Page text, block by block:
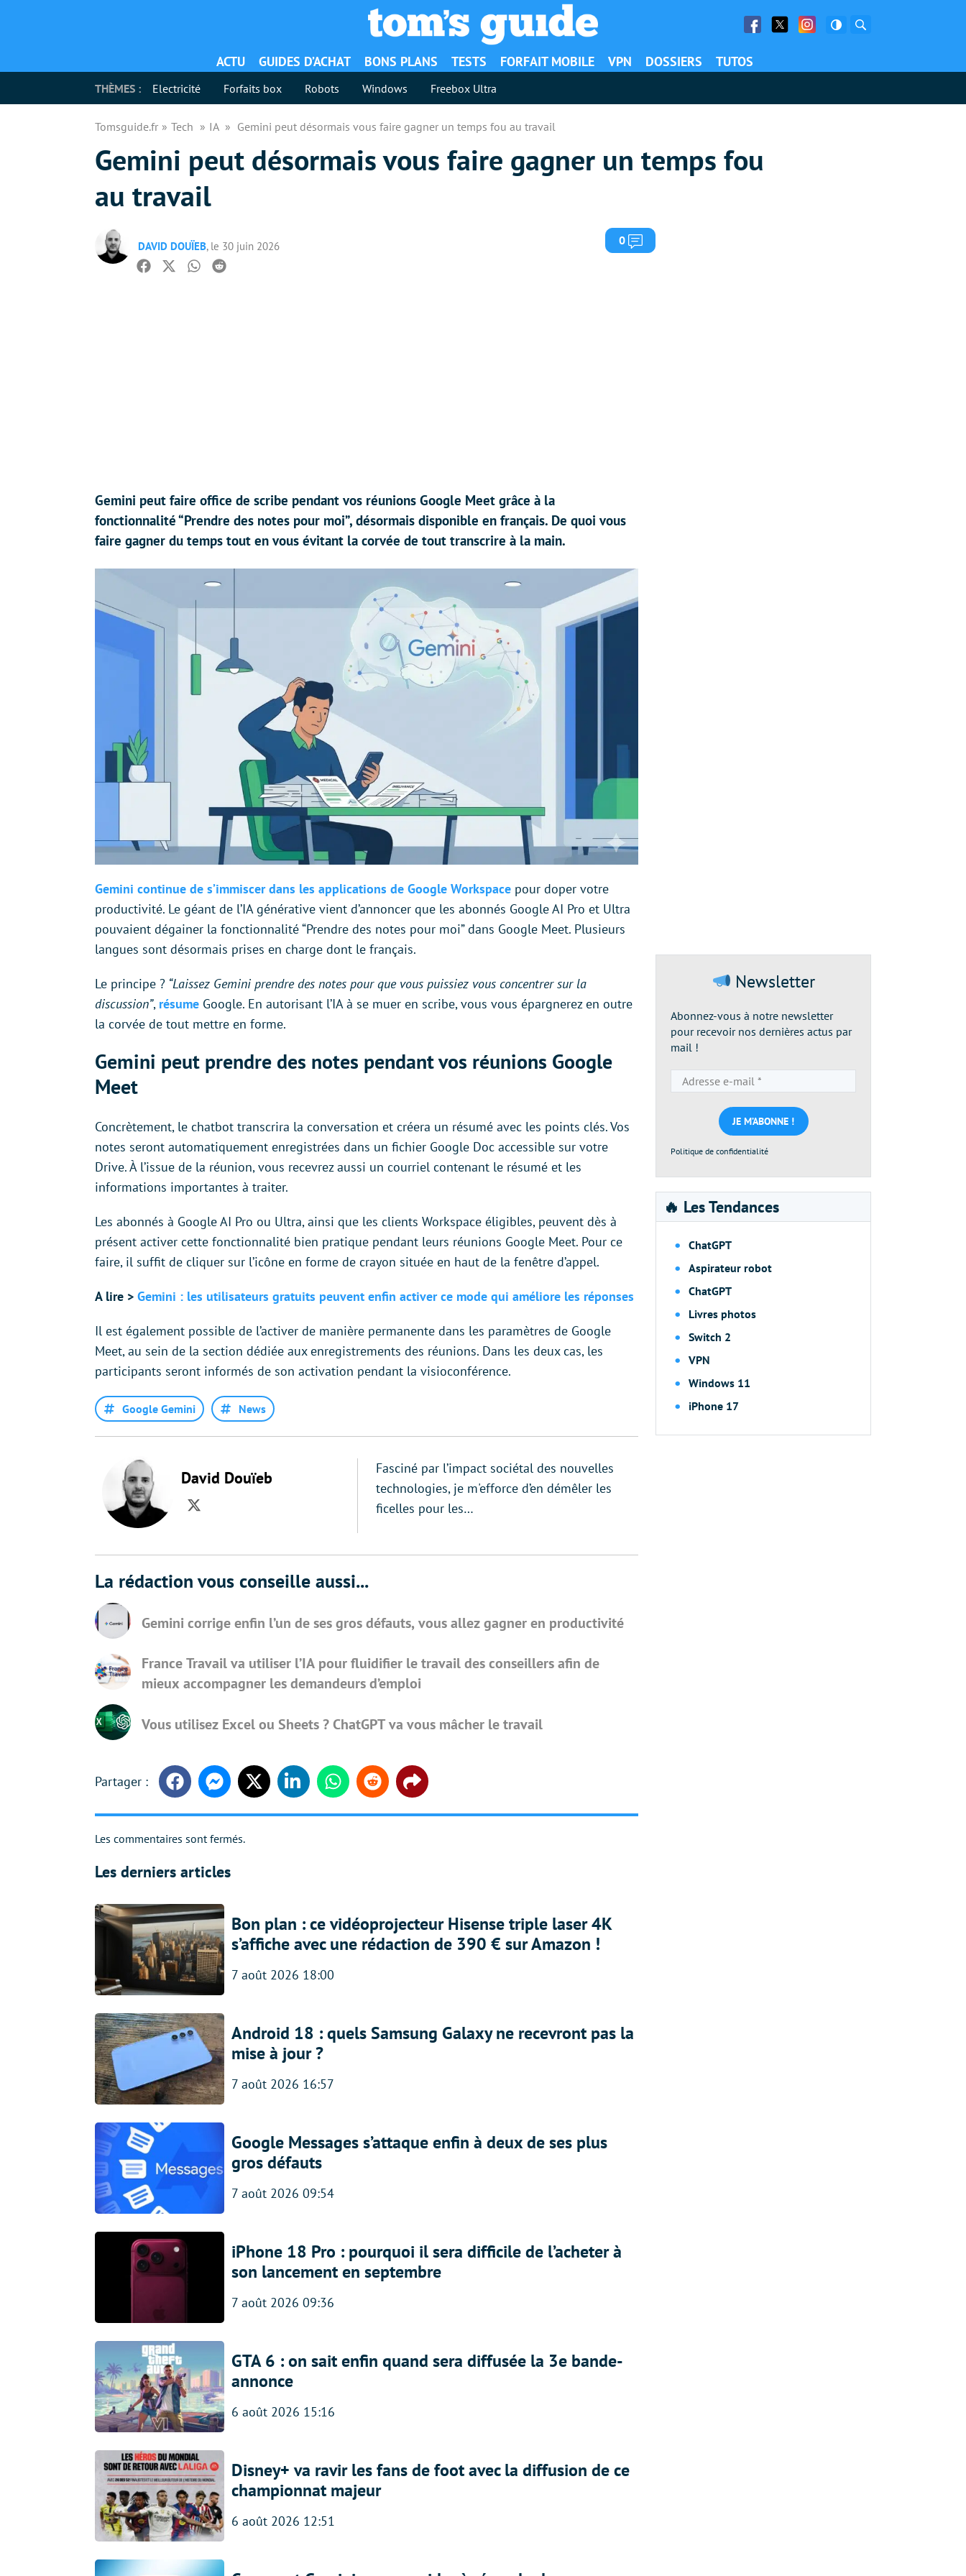
Facebook
Twitter Facebook
ACTU GUIDES D’ACHAT BONS PLANS TESTS FORFAIT MOBILE VPN DOSSIERS TUTOS
THÈMES : Electricité Forfaits box Robots Windows Freebox Ultra
Tomsguide.fr Tech IA Gemini peut désormais vous faire gagner un temps fou au travail
Gemini peut désormais vous faire gagner un temps fou
au travail
DAVID DOUÏEB, le 30 juin 2026 0 Commentaires
Facebook
TwitterWhatsapp
Reddit
Gemini peut faire office de scribe pendant vos réunions Google Meet grâce à la
fonctionnalité “Prendre des notes pour moi”, désormais disponible en français. De quoi vous
faire gagner du temps tout en vous évitant la corvée de tout transcrire à la main.
Gemini continue de s’immiscer dans les applications de Google Workspace pour doper votre
productivité. Le géant de l’IA générative vient d’annoncer que les abonnés Google AI Pro et Ultra
pouvaient dégainer la fonctionnalité “Prendre des notes pour moi” dans Google Meet. Plusieurs
langues sont désormais prises en charge dont le français.
Le principe ? “Laissez Gemini prendre des notes pour que vous puissiez vous concentrer sur la
discussion”, résume Google. En autorisant l’IA à se muer en scribe, vous vous épargnerez en outre
la corvée de tout mettre en forme.
Gemini peut prendre des notes pendant vos réunions Google
Meet
Concrètement, le chatbot transcrira la conversation et créera un résumé avec les points clés. Vos
notes seront automatiquement enregistrées dans un fichier Google Doc accessible sur votre
Drive. À l’issue de la réunion, vous recevrez aussi un courriel contenant le résumé et les
informations importantes à traiter.
Les abonnés à Google AI Pro ou Ultra, ainsi que les clients Workspace éligibles, peuvent dès à
présent activer cette fonctionnalité bien pratique pendant leurs réunions Google Meet. Pour ce
faire, il suffit de cliquer sur l’icône en forme de crayon située en haut de la fenêtre d’appel.
A lire > Gemini : les utilisateurs gratuits peuvent enfin activer ce mode qui améliore les réponses
Il est également possible de l’activer de manière permanente dans les paramètres de Google
Meet, au sein de la section dédiée aux enregistrements des réunions. Dans les deux cas, les
participants seront informés de son activation pendant la visioconférence.
Google Gemini News
David Douïeb
Twitter
Fasciné par l’impact sociétal des nouvelles
technologies, je m'efforce d’en démêler les
ficelles pour les…
La rédaction vous conseille aussi...
Gemini corrige enfin l’un de ses gros défauts, vous allez gagner en productivité
France Travail va utiliser l’IA pour fluidifier le travail des conseillers afin de
mieux accompagner les demandeurs d’emploi
Vous utilisez Excel ou Sheets ? ChatGPT va vous mâcher le travail
FacebookMessengerTwitter LinkedinWhatsappReddit Share
Les commentaires sont fermés.
Les derniers articles
Bon plan : ce vidéoprojecteur Hisense triple laser 4K
s’affiche avec une rédaction de 390 € sur Amazon !
7 août 2026 18:00
Android 18 : quels Samsung Galaxy ne recevront pas la
mise à jour ?
7 août 2026 16:57
Google Messages s’attaque enfin à deux de ses plus
gros défauts
7 août 2026 09:54
iPhone 18 Pro : pourquoi il sera difficile de l’acheter à
son lancement en septembre
7 août 2026 09:36
GTA 6 : on sait enfin quand sera diffusée la 3e bande-
annonce
6 août 2026 15:16
Disney+ va ravir les fans de foot avec la diffusion de ce
championnat majeur
6 août 2026 12:51
Newsletter
Abonnez-vous à notre newsletter
pour recevoir nos dernières actus par
mail !
e-
mail
*
Politique de confidentialité
🔥 Les Tendances
ChatGPT
Aspirateur robot
ChatGPT
Livres photos
Switch 2
VPN
Windows 11
iPhone 17